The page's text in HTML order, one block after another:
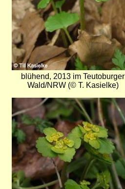
blühend, 2013 im Teutoburger
Wald/NRW (© T. Kasielke)
Bild